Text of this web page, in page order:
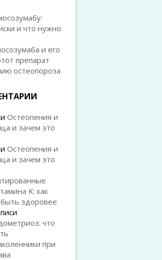
и что нужно
и его
препарат
остеопороза
Остеопения и
и зачем это
Остеопения и
и зачем это
K: как
здоровее
что
при